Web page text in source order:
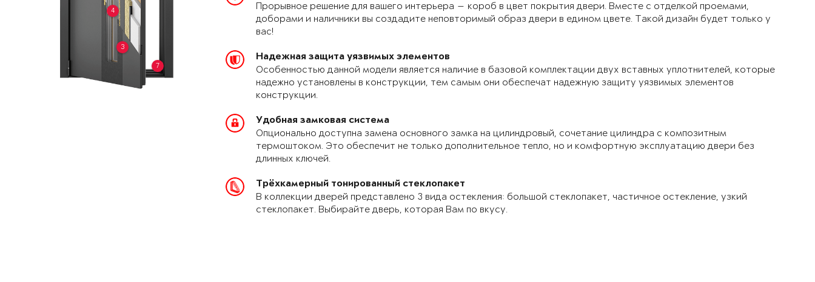
3
4
7
Прорывное решение для вашего интерьера — короб в цвет покрытия двери. Вместе с отделкой проемами,
доборами и наличники вы создадите неповторимый образ двери в едином цвете. Такой дизайн будет только у
вас!
Надежная защита уязвимых элементов
Особенностью данной модели является наличие в базовой комплектации двух вставных уплотнителей, которые
надежно установлены в конструкции, тем самым они обеспечат надежную защиту уязвимых элементов
конструкции.
Удобная замковая система
Опционально доступна замена основного замка на цилиндровый, сочетание цилиндра с композитным
термоштоком. Это обеспечит не только дополнительное тепло, но и комфортную эксплуатацию двери без
длинных ключей.
Трёхкамерный тонированный стеклопакет
В коллекции дверей представлено 3 вида остекления: большой стеклопакет, частичное остекление, узкий
стеклопакет. Выбирайте дверь, которая Вам по вкусу.